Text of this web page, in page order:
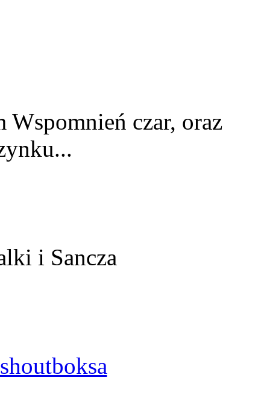
Wspomnień czar, oraz
i Sancza